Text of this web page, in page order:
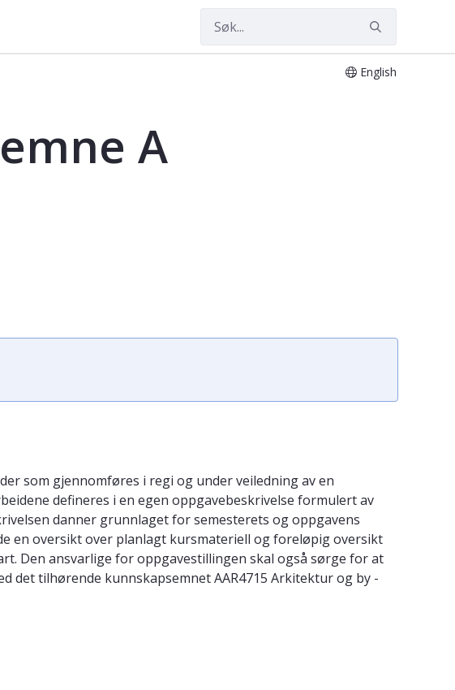
English
A
som gjennomføres i regi og under veiledning av en
defineres i en egen oppgavebeskrivelse formulert av
danner grunnlaget for semesterets og oppgavens
en oversikt over planlagt kursmateriell og foreløpig oversikt
Den ansvarlige for oppgavestillingen skal også sørge for at
det tilhørende kunnskapsemnet AAR4715 Arkitektur og by -